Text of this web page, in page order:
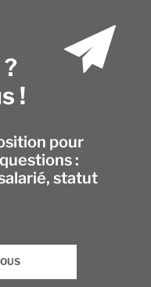
!
pour
:
statut